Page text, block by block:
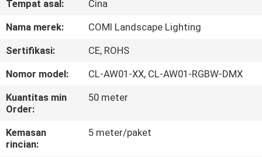
PABRIK
KONTROL
KUALITAS
Tempat asal:
Cina
Nama merek:
COMI Landscape Lighting
Sertifikasi:
CE, ROHS
Nomor model:
CL-AW01-XX, CL-AW01-RGBW-DMX
Kuantitas min
Order:
50 meter
Kemasan
rincian:
5 meter/paket